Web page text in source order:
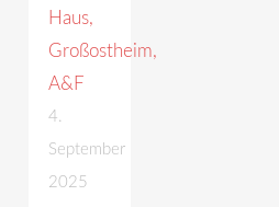
Haus,
Großostheim,
A&F
4.
September
2025